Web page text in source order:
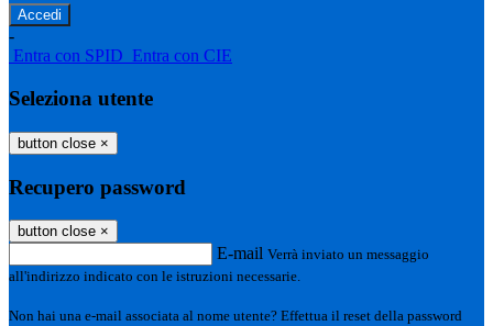
-
Entra con SPID Entra con CIE
Seleziona utente
button close ×
Recupero password
button close ×
E-mail Verrà inviato un messaggio
all'indirizzo indicato con le istruzioni necessarie.
Non hai una e-mail associata al nome utente? Effettua il reset della password